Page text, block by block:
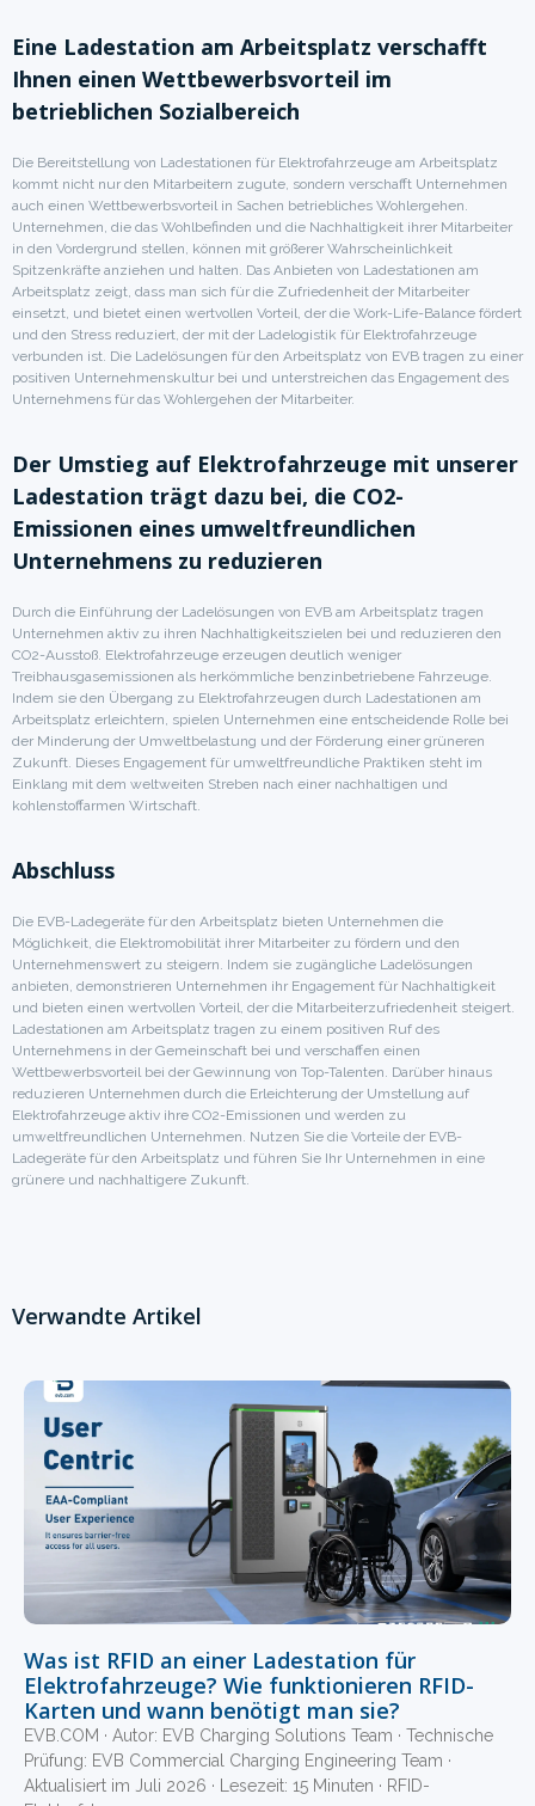
Eine Ladestation am Arbeitsplatz verschafft
Ihnen einen Wettbewerbsvorteil im
betrieblichen Sozialbereich
Die Bereitstellung von Ladestationen für Elektrofahrzeuge am Arbeitsplatz
kommt nicht nur den Mitarbeitern zugute, sondern verschafft Unternehmen
auch einen Wettbewerbsvorteil in Sachen betriebliches Wohlergehen.
Unternehmen, die das Wohlbefinden und die Nachhaltigkeit ihrer Mitarbeiter
in den Vordergrund stellen, können mit größerer Wahrscheinlichkeit
Spitzenkräfte anziehen und halten. Das Anbieten von Ladestationen am
Arbeitsplatz zeigt, dass man sich für die Zufriedenheit der Mitarbeiter
einsetzt, und bietet einen wertvollen Vorteil, der die Work-Life-Balance fördert
und den Stress reduziert, der mit der Ladelogistik für Elektrofahrzeuge
verbunden ist. Die Ladelösungen für den Arbeitsplatz von EVB tragen zu einer
positiven Unternehmenskultur bei und unterstreichen das Engagement des
Unternehmens für das Wohlergehen der Mitarbeiter.
Der Umstieg auf Elektrofahrzeuge mit unserer
Ladestation trägt dazu bei, die CO2-
Emissionen eines umweltfreundlichen
Unternehmens zu reduzieren
Durch die Einführung der Ladelösungen von EVB am Arbeitsplatz tragen
Unternehmen aktiv zu ihren Nachhaltigkeitszielen bei und reduzieren den
CO2-Ausstoß. Elektrofahrzeuge erzeugen deutlich weniger
Treibhausgasemissionen als herkömmliche benzinbetriebene Fahrzeuge.
Indem sie den Übergang zu Elektrofahrzeugen durch Ladestationen am
Arbeitsplatz erleichtern, spielen Unternehmen eine entscheidende Rolle bei
der Minderung der Umweltbelastung und der Förderung einer grüneren
Zukunft. Dieses Engagement für umweltfreundliche Praktiken steht im
Einklang mit dem weltweiten Streben nach einer nachhaltigen und
kohlenstoffarmen Wirtschaft.
Abschluss
Die EVB-Ladegeräte für den Arbeitsplatz bieten Unternehmen die
Möglichkeit, die Elektromobilität ihrer Mitarbeiter zu fördern und den
Unternehmenswert zu steigern. Indem sie zugängliche Ladelösungen
anbieten, demonstrieren Unternehmen ihr Engagement für Nachhaltigkeit
und bieten einen wertvollen Vorteil, der die Mitarbeiterzufriedenheit steigert.
Ladestationen am Arbeitsplatz tragen zu einem positiven Ruf des
Unternehmens in der Gemeinschaft bei und verschaffen einen
Wettbewerbsvorteil bei der Gewinnung von Top-Talenten. Darüber hinaus
reduzieren Unternehmen durch die Erleichterung der Umstellung auf
Elektrofahrzeuge aktiv ihre CO2-Emissionen und werden zu
umweltfreundlichen Unternehmen. Nutzen Sie die Vorteile der EVB-
Ladegeräte für den Arbeitsplatz und führen Sie Ihr Unternehmen in eine
grünere und nachhaltigere Zukunft.
Verwandte Artikel
Was ist RFID an einer Ladestation für
Elektrofahrzeuge? Wie funktionieren RFID-
Karten und wann benötigt man sie?
EVB.COM · Autor: EVB Charging Solutions Team · Technische
Prüfung: EVB Commercial Charging Engineering Team ·
Aktualisiert im Juli 2026 · Lesezeit: 15 Minuten · RFID-